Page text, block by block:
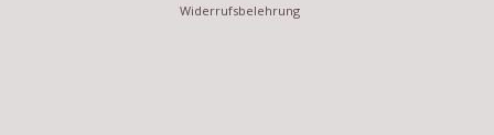
Widerrufsbelehrung